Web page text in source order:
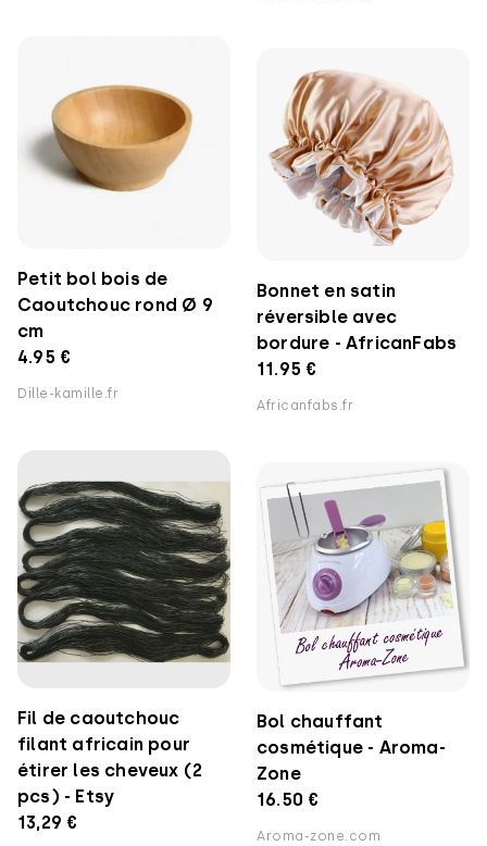
Petit bol bois de
Caoutchouc rond Ø 9
cm
4.95 €
Dille-kamille.fr
Bonnet en satin
réversible avec
bordure - AfricanFabs
11.95 €
Africanfabs.fr
Fil de caoutchouc
filant africain pour
étirer les cheveux (2
pcs) - Etsy
13,29 €
Bol chauffant
cosmétique - Aroma-
Zone
16.50 €
Aroma-zone.com